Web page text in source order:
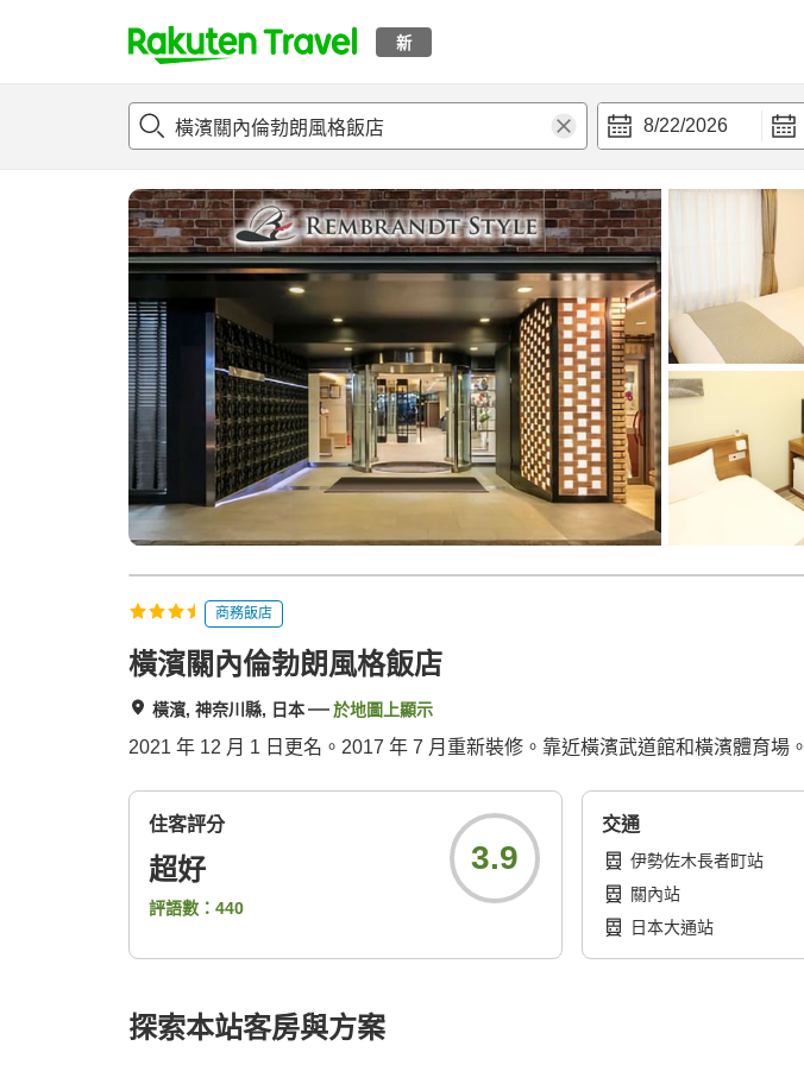
新
t
p
a
g
e
_
e
a
r
c
h
8/22/2026
總覽 客房與方案評語特點設施
商務飯店
橫濱關內倫勃朗風格飯店
橫濱, 神奈川縣, 日本 於地圖上顯示
2021 年 12 月 1 日更名。2017 年 7 月重新裝修。靠近橫濱武道館和橫濱體育場。
住客評分
超好
評語數： 440
3.9
交通
伊勢佐木長者町站
關內站
日本大通站
探索本站客房與方案